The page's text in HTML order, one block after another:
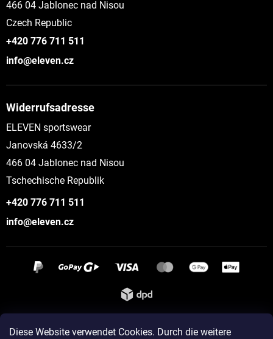
Diese Website verwendet Cookies. Durch die weitere
466 04 Jablonec nad Nisou
Czech Republic
+420 776 711 511
info@eleven.cz
Widerrufsadresse
ELEVEN sportswear
Janovská 4633/2
466 04 Jablonec nad Nisou
Tschechische Republik
+420 776 711 511
info@eleven.cz
Instagram